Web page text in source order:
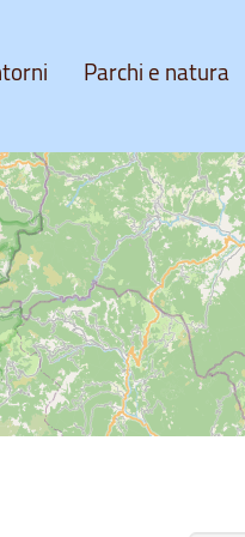
Parchi e natura